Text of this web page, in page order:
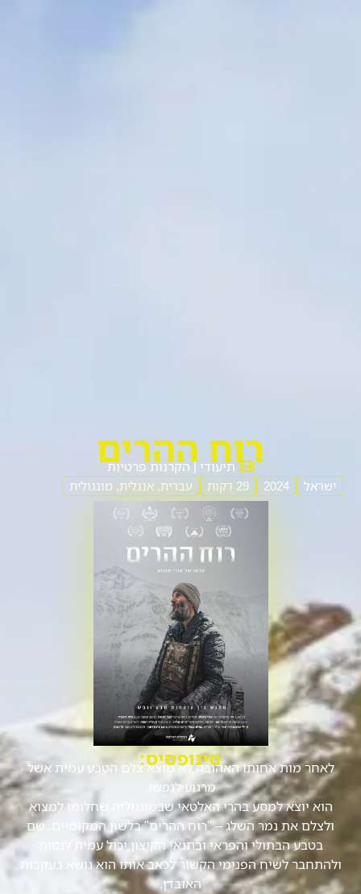
רוח ההרים
תיעודי | הקרנות פרטיות
ישראל 2024 29 דקות עברית, אנגלית, מונגולית
סינופסיס:
לאחר מות אחותו האהובה לא מוצא צלם הטבע עמית אשל
מרגוע לנפשו.
הוא יוצא למסע בהרי האלטאי שבמונגוליה שחלומו למצוא
ולצלם את נמר השלג – "רוח ההרים" בלשון המקומיים. שם
בטבע הבתולי והפראי ובתנאי הקיצון יכול עמית לנסות
ולהתחבר לשיח הפנימי הקשור לכאב אותו הוא נושא בעקבות
האובדן.